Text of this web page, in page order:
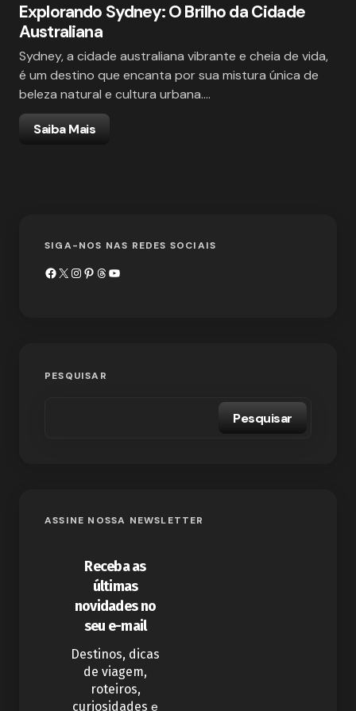
Explorando Sydney: O Brilho da Cidade
Australiana
Sydney, a cidade australiana vibrante e cheia de vida,
é um destino que encanta por sua mistura única de
beleza natural e cultura urbana.…
Saiba Mais
SIGA-NOS NAS REDES SOCIAIS
PESQUISAR
Pesquisar
ASSINE NOSSA NEWSLETTER
Receba as
últimas
novidades no
seu e-mail
Destinos, dicas
de viagem,
roteiros,
curiosidades e